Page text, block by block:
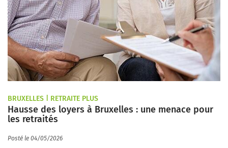
BRUXELLES | RETRAITE PLUS
Hausse des loyers à Bruxelles : une menace pour
les retraités
Posté le 04/05/2026